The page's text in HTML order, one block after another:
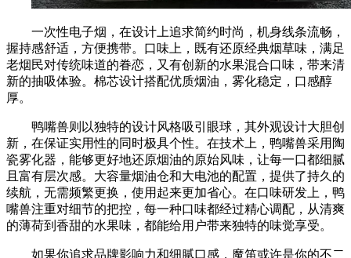
一次性电子烟，在设计上追求简约时尚，机身线条流畅，
握持感舒适，方便携带。口味上，既有还原经典烟草味，满足
老烟民对传统味道的眷恋，又有创新的水果混合口味，带来清
新的抽吸体验。棉芯设计搭配优质烟油，雾化稳定，口感醇
厚。
鸭嘴兽则以独特的设计风格吸引眼球，其外观设计大胆创
新，在保证实用性的同时极具个性。在技术上，鸭嘴兽采用陶
瓷雾化器，能够更好地还原烟油的原始风味，让每一口都细腻
且富有层次感。大容量烟油仓和大电池的配置，提供了持久的
续航，无需频繁更换，使用起来更加省心。在口味研发上，鸭
嘴兽注重对细节的把控，每一种口味都经过精心调配，从清爽
的薄荷到香甜的水果味，都能给用户带来独特的味觉享受。
如果你追求品牌影响力和细腻口感，魔笛或许是你的不二